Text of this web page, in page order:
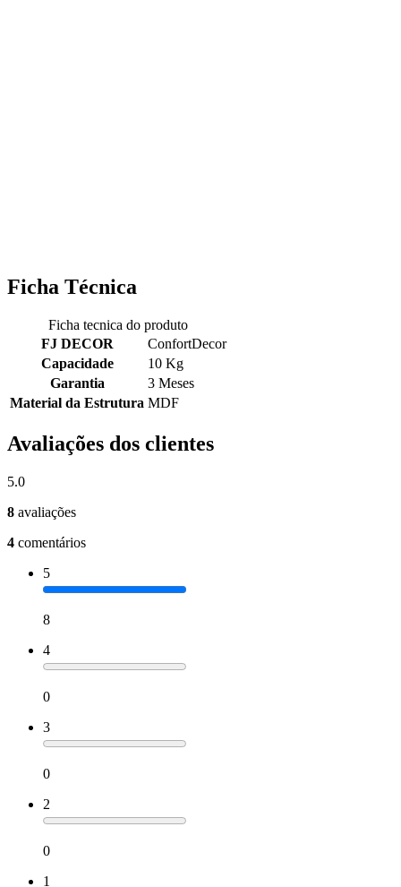
Ficha Técnica
Ficha tecnica do produto
FJ DECOR
ConfortDecor
Capacidade
10 Kg
Garantia
3 Meses
Material da Estrutura MDF
Avaliações dos clientes
5.0
8 avaliações
4 comentários
5
8
4
0
3
0
2
0
1